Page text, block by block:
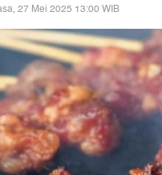
27 Mei 2025 13:00 WIB